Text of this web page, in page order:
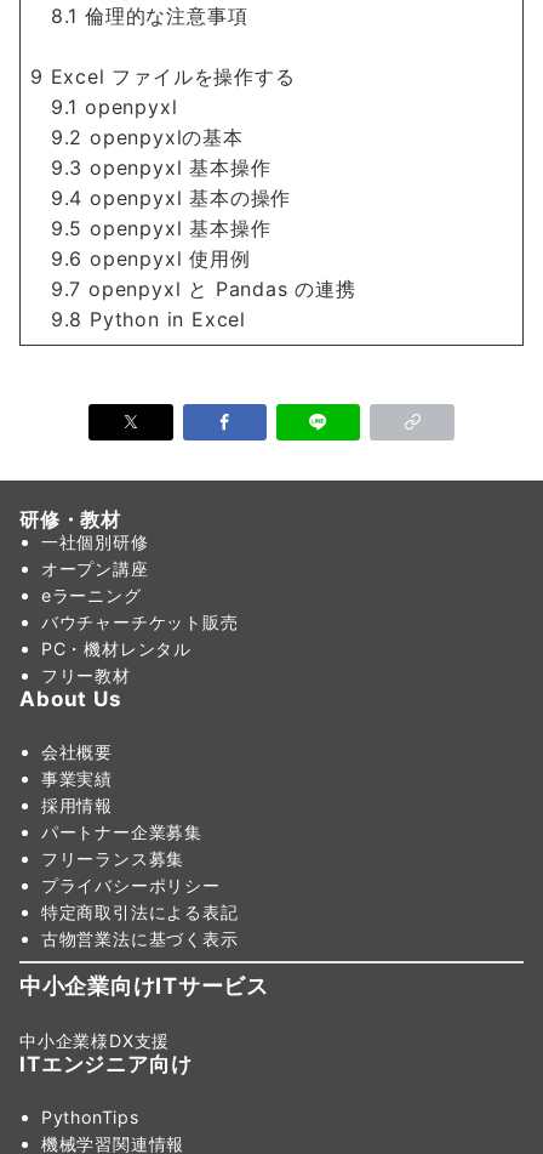
8.1 倫理的な注意事項
9 Excel ファイルを操作する
9.1 openpyxl
9.2 openpyxlの基本
9.3 openpyxl 基本操作
9.4 openpyxl 基本の操作
9.5 openpyxl 基本操作
9.6 openpyxl 使用例
9.7 openpyxl と Pandas の連携
9.8 Python in Excel
研修・教材
一社個別研修
オープン講座
eラーニング
バウチャーチケット販売
PC・機材レンタル
フリー教材
About Us
会社概要
事業実績
採用情報
パートナー企業募集
フリーランス募集
プライバシーポリシー
特定商取引法による表記
古物営業法に基づく表示
中小企業向けITサービス
中小企業様DX支援
ITエンジニア向け
PythonTips
機械学習関連情報